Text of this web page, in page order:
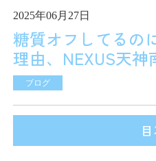
2025年06月27日
糖質オフしてるの
理由、NEXUS天神
ブログ